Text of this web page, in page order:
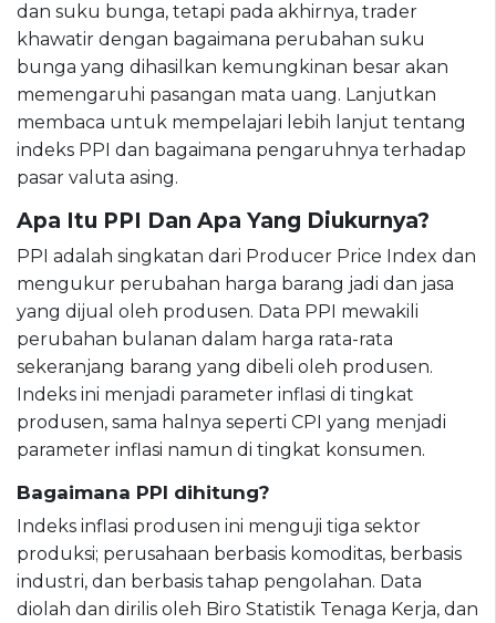
dan suku bunga, tetapi pada akhirnya, trader
khawatir dengan bagaimana perubahan suku
bunga yang dihasilkan kemungkinan besar akan
memengaruhi pasangan mata uang. Lanjutkan
membaca untuk mempelajari lebih lanjut tentang
indeks PPI dan bagaimana pengaruhnya terhadap
pasar valuta asing.
Apa Itu PPI Dan Apa Yang Diukurnya?
PPI adalah singkatan dari Producer Price Index dan
mengukur perubahan harga barang jadi dan jasa
yang dijual oleh produsen. Data PPI mewakili
perubahan bulanan dalam harga rata-rata
sekeranjang barang yang dibeli oleh produsen.
Indeks ini menjadi parameter inflasi di tingkat
produsen, sama halnya seperti CPI yang menjadi
parameter inflasi namun di tingkat konsumen.
Bagaimana PPI dihitung?
Indeks inflasi produsen ini menguji tiga sektor
produksi; perusahaan berbasis komoditas, berbasis
industri, dan berbasis tahap pengolahan. Data
diolah dan dirilis oleh Biro Statistik Tenaga Kerja, dan